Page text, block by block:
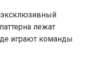
лежат
играют команды